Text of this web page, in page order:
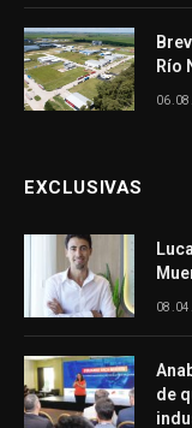
Río
EXCLUSIVAS
de